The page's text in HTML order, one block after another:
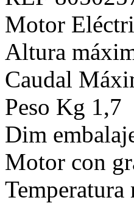
Motor
Altura
Caudal
Peso Kg 1,7
Dim
Motor con
Temperatura